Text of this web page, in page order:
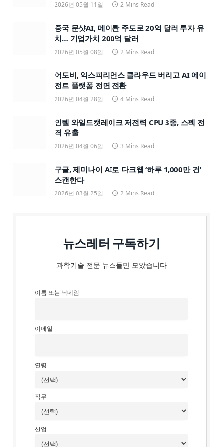
2026년 05월 11일 2 Mins Read
중국 문샷AI, 메이퇀 주도로 20억 달러 투자 유
치… 기업가치 200억 달러
2026년 05월 08일 2 Mins Read
어도비, 익스피리언스 클라우드 버리고 AI 에이
전트 플랫폼 전면 전환
2026년 04월 28일 4 Mins Read
인텔 와일드캣레이크 저전력 CPU 3종, 스펙 전
격 유출
2026년 04월 06일 3 Mins Read
구글, 제미나이 AI로 다크웹 ‘하루 1,000만 건’
스캔한다
2026년 03월 25일 2 Mins Read
뉴스레터 구독하기
과학기술 전문 뉴스들만 모았습니다
이름 또는 닉네임
이메일
연령
직무
산업